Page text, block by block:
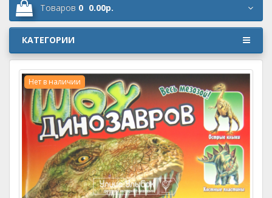
Товаров 0 0.00р.
КАТЕГОРИИ
Нет в наличии